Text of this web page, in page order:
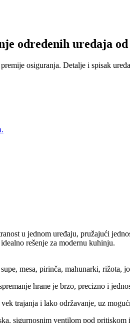
određenih uređaja
osiguranja. Detalje i spisak
u jednom uređaju, pružajući
rešenje za modernu kuhinju.
mesa, pirinča, mahunarki, rižota,
hrane je brzo, precizno i
trajanja i lako održavanje, uz
sigurnosnim ventilom pod